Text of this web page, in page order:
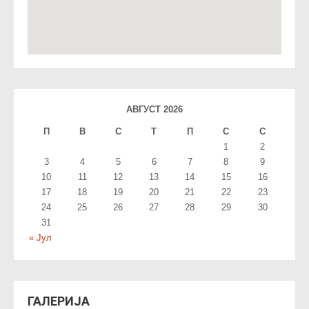
АВГУСТ 2026
П В С T П С С
« Јул
1
2
3
4 5 6 7 8
9
10
11 12 13 14 15
16
17
18 19 20 21 22
23
24
25 26 27 28 29
30
31
ГАЛЕРИЈА